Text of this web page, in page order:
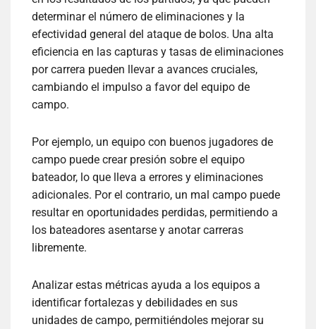
determinar el número de eliminaciones y la
efectividad general del ataque de bolos. Una alta
eficiencia en las capturas y tasas de eliminaciones
por carrera pueden llevar a avances cruciales,
cambiando el impulso a favor del equipo de
campo.
Por ejemplo, un equipo con buenos jugadores de
campo puede crear presión sobre el equipo
bateador, lo que lleva a errores y eliminaciones
adicionales. Por el contrario, un mal campo puede
resultar en oportunidades perdidas, permitiendo a
los bateadores asentarse y anotar carreras
libremente.
Analizar estas métricas ayuda a los equipos a
identificar fortalezas y debilidades en sus
unidades de campo, permitiéndoles mejorar su